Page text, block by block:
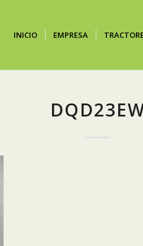
INICIO EMPRESA